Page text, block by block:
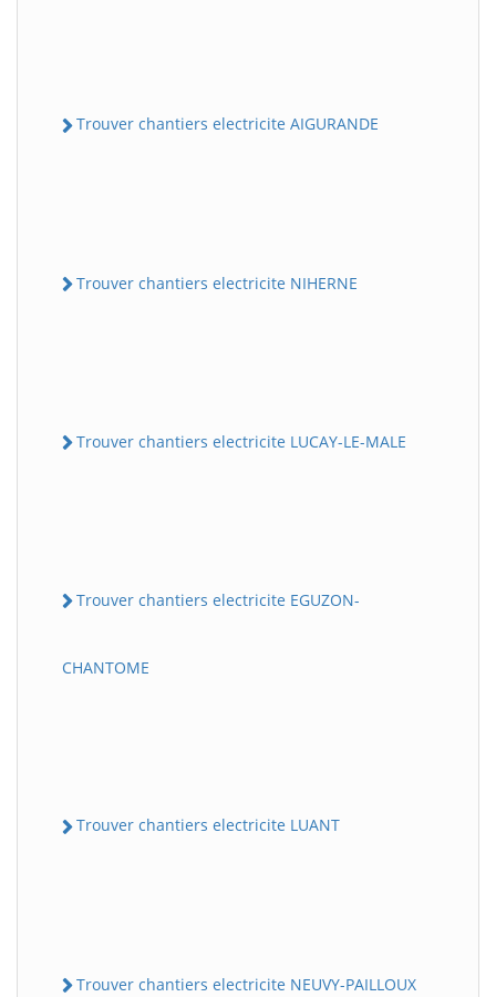
Trouver chantiers electricite AIGURANDE
Trouver chantiers electricite NIHERNE
Trouver chantiers electricite LUCAY-LE-MALE
Trouver chantiers electricite EGUZON-
CHANTOME
Trouver chantiers electricite LUANT
Trouver chantiers electricite NEUVY-PAILLOUX